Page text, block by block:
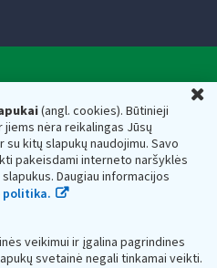
(angl. cookies). Būtinieji
nėra reikalingas Jūsų
kitų slapukų naudojimu. Savo
pakeisdami interneto naršyklės
Daugiau informacijos
politika.
veikimui ir įgalina pagrindines
svetainė negali tinkamai veikti.
kodas — 188659752,
Vilnius, Lietuva, el.paštas:
adresas 188659752
inspekciją prie Lietuvos
ir saugomi Juridinių